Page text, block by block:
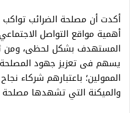
أكدت أن مصلحة الضرائب تواكب
أهمية مواقع التواصل
المستهدف بشكل لحظى، ومن
يسهم فى تعزيز جهود المصلحة
الممولين؛ باعتبارهم شركاء
والميكنة التي تشهدها مصلحة